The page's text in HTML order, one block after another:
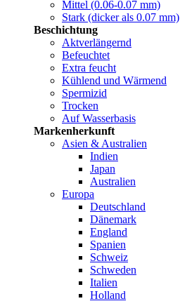
Mittel (0.06-0.07 mm)
Stark (dicker als 0.07 mm)
Beschichtung
Aktverlängernd
Befeuchtet
Extra feucht
Kühlend und Wärmend
Spermizid
Trocken
Auf Wasserbasis
Markenherkunft
Asien & Australien
Indien
Japan
Australien
Europa
Deutschland
Dänemark
England
Spanien
Schweiz
Schweden
Italien
Holland